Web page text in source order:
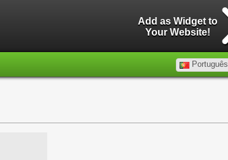
Add as Widget to
Your Website!
Português